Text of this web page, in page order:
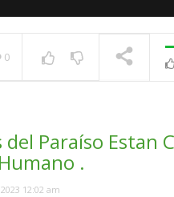
El miedo de
0
del Paraíso Estan
.
12:02 am